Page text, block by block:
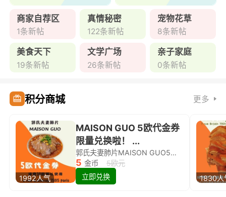
商家自荐区
1条新帖
真情秘密
122条新帖
宠物花草
8条新帖
美食天下
19条新帖
文学广场
26条新帖
亲子家庭
0条新帖
积分商城 更多
1992人气
MAISON GUO 5欧代金券
限量兑换啦！ ...
郭氏夫妻肺片MAISON GUO5欧代金券限量兑换啦！
5 金币
5欧元
立即兑换
1830人